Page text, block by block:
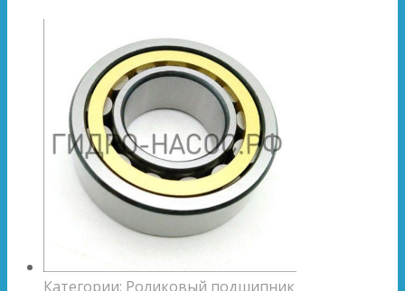
Категории: Роликовый подшипник